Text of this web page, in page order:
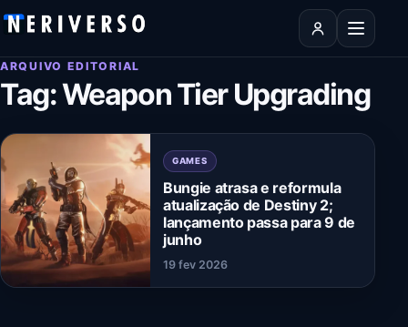
Pular para o conteúdo
Abrir
ARQUIVO EDITORIAL
Tag:Weapon Tier Upgrading
GAMES
Bungie atrasa e reformula
atualização de Destiny 2;
lançamento passa para 9 de
junho
19 fev 2026